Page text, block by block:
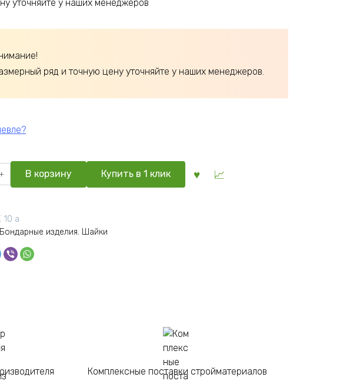
уточняйте у наших менеджеров
ряд и точную цену уточняйте у наших менеджеров.
В корзину Купить в 1 клик
10 а
Бондарные изделия, Шайки
Комплексные поставки стройматериалов